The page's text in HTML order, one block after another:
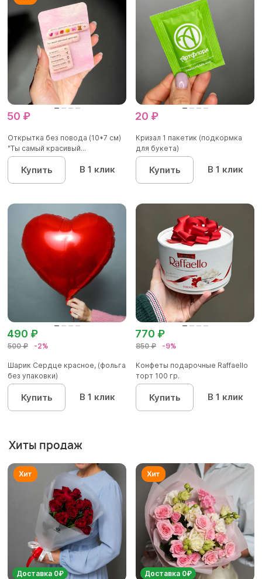
50 ₽
Открытка без повода (10*7 см)
"Ты самый красивый...
Купить В 1 клик
20 ₽
Кризал 1 пакетик (подкормка
для букета)
Купить В 1 клик
500 ₽ -2%
490 ₽
Шарик Сердце красное, (фольга
без упаковки)
Купить В 1 клик
850 ₽ -9%
770 ₽
Конфеты подарочные Raffaello
торт 100 гр.
Купить В 1 клик
Хиты продаж
Доставка 0₽ Доставка 0₽